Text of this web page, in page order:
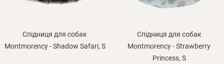
Спідниця для собак
Montmorency - Shadow Safari, S
Спідниця для собак
Montmorency - Strawberry
Princess, S